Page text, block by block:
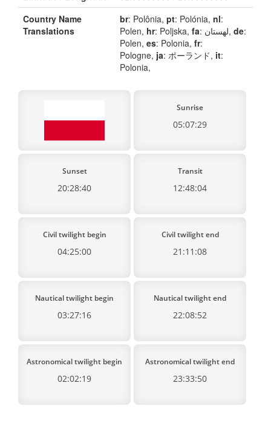
Country Name
Translations
br: Polônia, pt: Polónia, nl:
Polen, hr: Poljska, fa : لهستان, de:
Polen, es: Polonia, fr:
Pologne, ja: ポーランド, it:
Polonia,
Sunrise
05:07:29
Sunset
20:28:40
Transit
12:48:04
Civil twilight begin
04:25:00
Civil twilight end
21:11:08
Nautical twilight begin
03:27:16
Nautical twilight end
22:08:52
Astronomical twilight begin
02:02:19
Astronomical twilight end
23:33:50